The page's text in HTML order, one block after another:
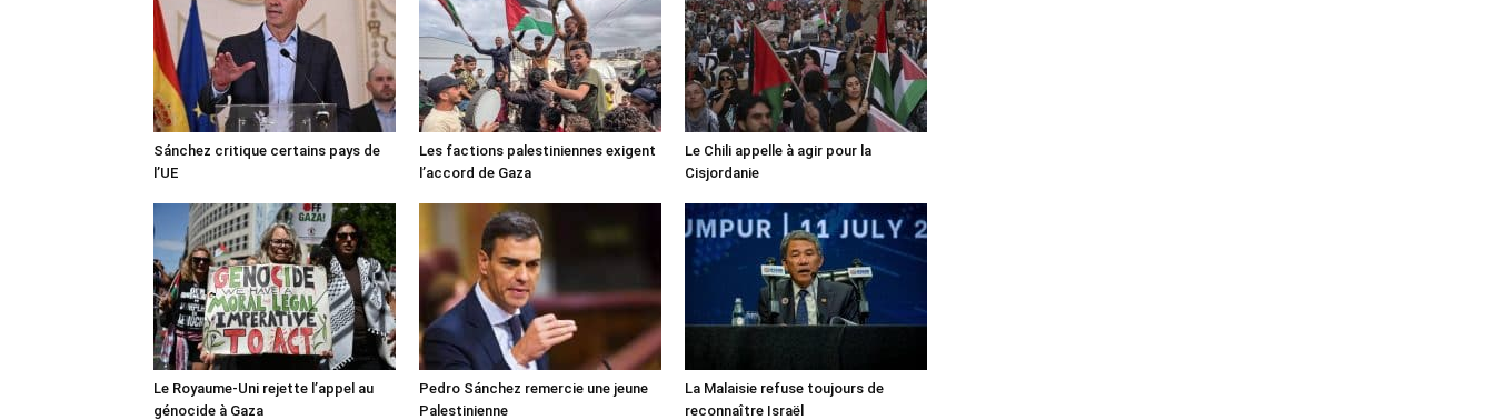
Sánchez critique certains pays de
l’UE
Les factions palestiniennes exigent
l’accord de Gaza
Le Chili appelle à agir pour la
Cisjordanie
Le Royaume-Uni rejette l’appel au
génocide à Gaza
Pedro Sánchez remercie une jeune
Palestinienne
La Malaisie refuse toujours de
reconnaître Israël